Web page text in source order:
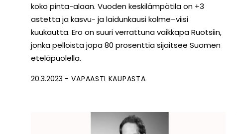
koko pinta-alaan. Vuoden keskilämpötila on +3
astetta ja kasvu- ja laidunkausi kolme–viisi
kuukautta. Ero on suuri verrattuna vaikkapa Ruotsiin,
jonka pelloista jopa 80 prosenttia sijaitsee Suomen
eteläpuolella.
20.3.2023 VAPAASTI KAUPASTA